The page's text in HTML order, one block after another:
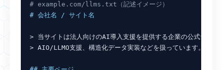
# example.com/llms.txt（記述イメージ）
# 会社名 / サイト名
> 当サイトは法人向けのAI導入支援を提供する企業の公式サイト
> AIO/LLMO支援、構造化データ実装などを扱っています。